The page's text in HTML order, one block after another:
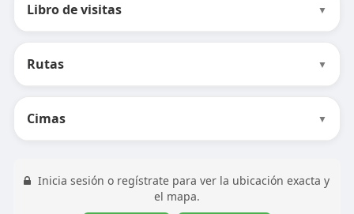
Libro de visitas ▼
Rutas ▼
Cimas ▼
Inicia sesión o regístrate para ver la ubicación exacta y
el mapa.